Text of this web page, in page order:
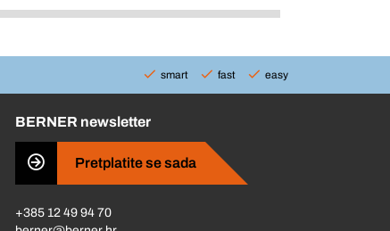
smart fast easy
BERNER newsletter
Pretplatite se sada
+385 12 49 94 70